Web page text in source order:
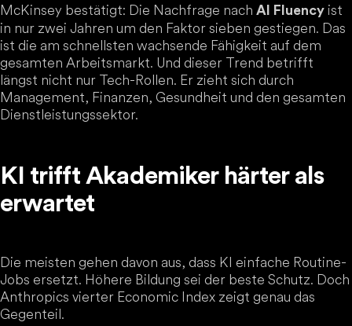
McKinsey bestätigt: Die Nachfrage nach AI Fluency ist
in nur zwei Jahren um den Faktor sieben gestiegen. Das
ist die am schnellsten wachsende Fähigkeit auf dem
gesamten Arbeitsmarkt. Und dieser Trend betrifft
längst nicht nur Tech-Rollen. Er zieht sich durch
Management, Finanzen, Gesundheit und den gesamten
Dienstleistungssektor.
KI trifft Akademiker härter als
erwartet
Die meisten gehen davon aus, dass KI einfache Routine-
Jobs ersetzt. Höhere Bildung sei der beste Schutz. Doch
Anthropics vierter Economic Index zeigt genau das
Gegenteil.